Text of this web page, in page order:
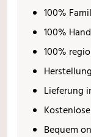
100%
100%
100%
Lieferung
Bequem